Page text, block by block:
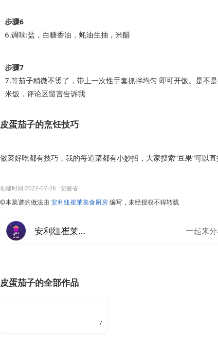
步骤6
6.调味:盐，白糖香油，蚝油生抽，米醋
步骤7
7.等茄子稍微不烫了，带上一次性手套抓拌均匀 即可开饭。是不
米饭，评论区留言告诉我
皮蛋茄子的烹饪技巧
做菜好吃都有技巧，我的每道菜都有小妙招，大家搜索“豆果”可以
创建时间:2022-07-26 · 安徽省
©本菜谱的做法由 安利纽崔莱美食厨房编写，未经授权不得转载
安利纽崔莱美食厨房 一起来
皮蛋茄子的全部作品
7